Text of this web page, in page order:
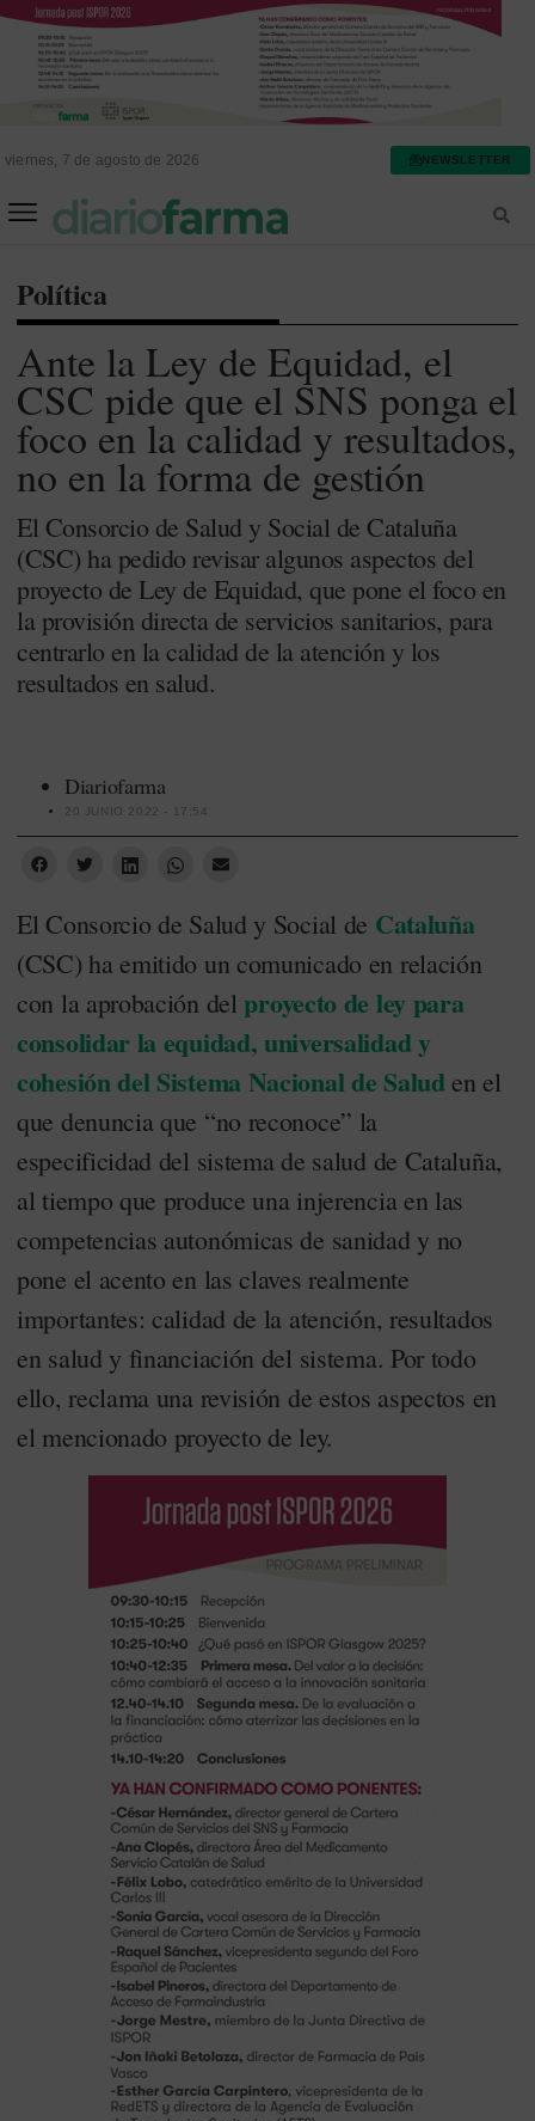
viernes, 7 de agosto de 2026 NEWSLETTER
Política
Ante la Ley de Equidad, el
CSC pide que el SNS ponga el
foco en la calidad y resultados,
no en la forma de gestión
El Consorcio de Salud y Social de Cataluña
(CSC) ha pedido revisar algunos aspectos del
proyecto de Ley de Equidad, que pone el foco en
la provisión directa de servicios sanitarios, para
centrarlo en la calidad de la atención y los
resultados en salud.
Diariofarma
20 JUNIO 2022 - 17:54
El Consorcio de Salud y Social de Cataluña
(CSC) ha emitido un comunicado en relación
con la aprobación delproyecto de ley para
consolidar la equidad, universalidad y
cohesión del Sistema Nacional de Saluden el
que denuncia que “no reconoce” la
especificidad del sistema de salud de Cataluña,
al tiempo que produce una injerencia en las
competencias autonómicas de sanidad y no
pone el acento en las claves realmente
importantes: calidad de la atención, resultados
en salud y financiación del sistema. Por todo
ello, reclama una revisión de estos aspectos en
el mencionado proyecto de ley.